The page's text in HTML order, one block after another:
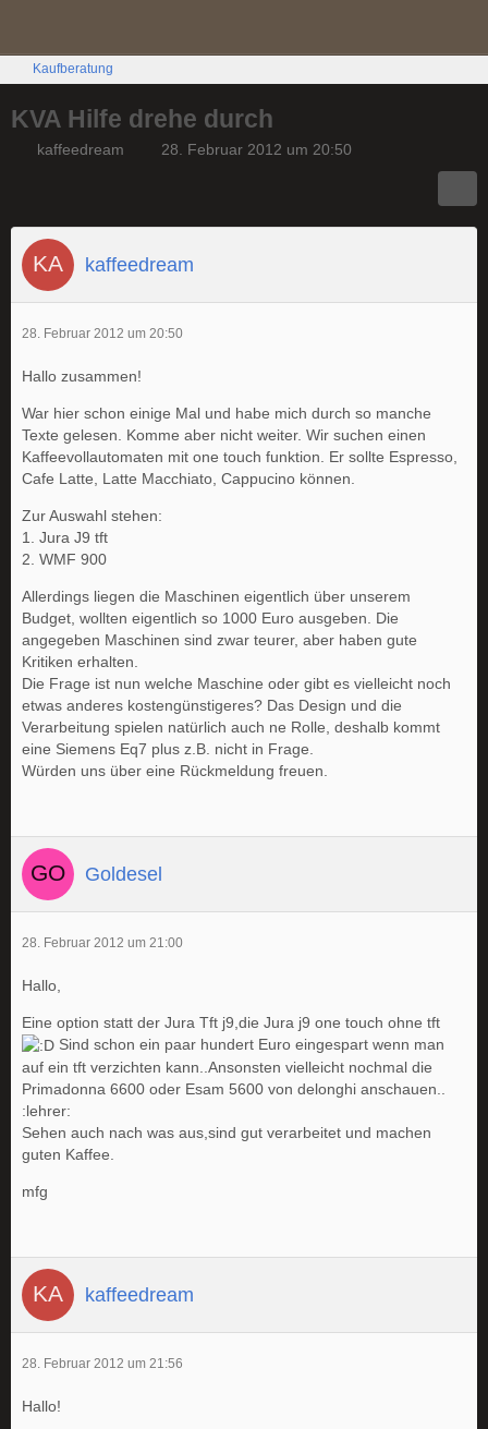
Kaufberatung
KVA Hilfe drehe durch
kaffeedream 28. Februar 2012 um 20:50
kaffeedream
28. Februar 2012 um 20:50
Hallo zusammen!
War hier schon einige Mal und habe mich durch so manche
Texte gelesen. Komme aber nicht weiter. Wir suchen einen
Kaffeevollautomaten mit one touch funktion. Er sollte Espresso,
Cafe Latte, Latte Macchiato, Cappucino können.
Zur Auswahl stehen:
1. Jura J9 tft
2. WMF 900
Allerdings liegen die Maschinen eigentlich über unserem
Budget, wollten eigentlich so 1000 Euro ausgeben. Die
angegeben Maschinen sind zwar teurer, aber haben gute
Kritiken erhalten.
Die Frage ist nun welche Maschine oder gibt es vielleicht noch
etwas anderes kostengünstigeres? Das Design und die
Verarbeitung spielen natürlich auch ne Rolle, deshalb kommt
eine Siemens Eq7 plus z.B. nicht in Frage.
Würden uns über eine Rückmeldung freuen.
Goldesel
28. Februar 2012 um 21:00
Hallo,
Eine option statt der Jura Tft j9,die Jura j9 one touch ohne tft
Sind schon ein paar hundert Euro eingespart wenn man
auf ein tft verzichten kann..Ansonsten vielleicht nochmal die
Primadonna 6600 oder Esam 5600 von delonghi anschauen..
:lehrer:
Sehen auch nach was aus,sind gut verarbeitet und machen
guten Kaffee.
mfg
kaffeedream
28. Februar 2012 um 21:56
Hallo!